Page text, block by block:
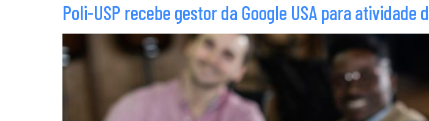
Poli-USP recebe gestor da Google USA para atividade